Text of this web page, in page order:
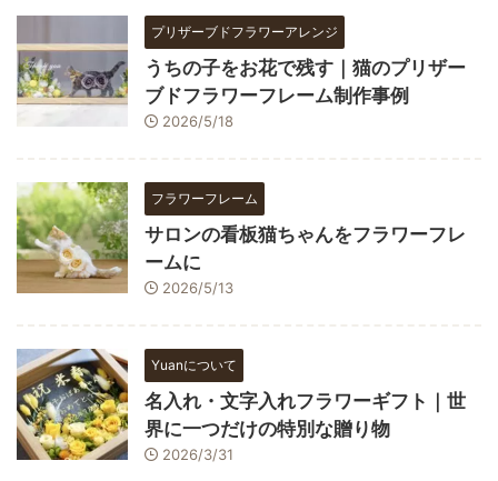
プリザーブドフラワーアレンジ
うちの子をお花で残す｜猫のプリザー
ブドフラワーフレーム制作事例
2026/5/18
フラワーフレーム
サロンの看板猫ちゃんをフラワーフレ
ームに
2026/5/13
Yuanについて
名入れ・文字入れフラワーギフト｜世
界に一つだけの特別な贈り物
2026/3/31